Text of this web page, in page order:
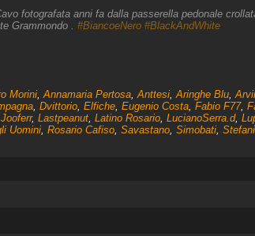
fotografata anni fa dalla passerella pedonale
Grammondo . #BiancoeNero #BlackAndWhite
Morini,Annamaria Pertosa,Anttesi,Aringhe Blu,
, Dvittorio, Elfiche, Eugenio Costa, Fabio F77,
Jooferr, Lastpeanut, Latino Rosario, LucianoSerra.d,
Uomini, Rosario Cafiso, Savastano, Simobati,